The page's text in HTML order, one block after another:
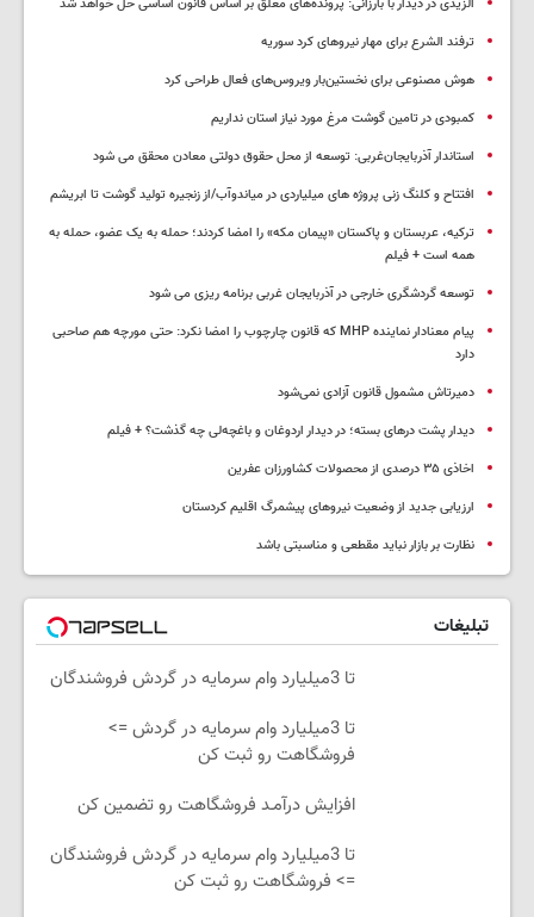
الزیدی در دیدار با بارزانی: پرونده‌های معلق بر اساس قانون اساسی حل خواهد شد
ترفند الشرع برای مهار نیروهای کرد سوریه
هوش مصنوعی برای نخستین‌بار ویروس‌های فعال طراحی کرد
کمبودی در تامین گوشت مرغ مورد نیاز استان نداریم
استاندار آذربایجان‌غربی: توسعه از محل حقوق دولتی معادن محقق می شود
افتتاح و کلنگ زنی پروژه های میلیاردی در میاندوآب/از زنجیره تولید گوشت تا ابریشم
ترکیه، عربستان و پاکستان «پیمان مکه» را امضا کردند؛ حمله به یک عضو، حمله به
همه است + فیلم
توسعه گردشگری خارجی در آذربایجان غربی برنامه ریزی می شود
پیام معنادار نماینده MHP که قانون چارچوب را امضا نکرد: حتی مورچه هم صاحبی
دارد
دمیرتاش مشمول قانون آزادی نمی‌شود
دیدار پشت درهای بسته؛ در دیدار اردوغان و باغچه‌لی چه گذشت؟ + فیلم
اخاذی ۳۵ درصدی از محصولات کشاورزان عفرین
ارزیابی جدید از وضعیت نیروهای پیشمرگ اقلیم کردستان
نظارت بر بازار نباید مقطعی و مناسبتی باشد
تبلیغات
تا 3میلیارد وام سرمایه در گردش فروشندگان
تا 3میلیارد وام سرمایه در گردش =>
فروشگاهت رو ثبت کن
افزایش درآمـد فروشگاهت رو تضمین کن
تا 3میلیارد وام سرمایه در گردش فروشندگان
=> فروشگاهت رو ثبت کن